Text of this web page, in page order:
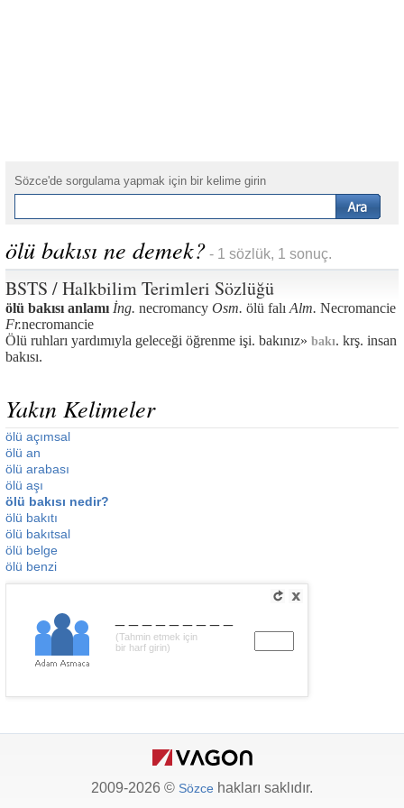
Sözce'de sorgulama yapmak için bir kelime girin
ölü bakısı ne demek? - 1 sözlük, 1 sonuç.
BSTS / Halkbilim Terimleri Sözlüğü
ölü bakısı anlamı İng. necromancy Osm. ölü falı Alm. Necromancie
Fr.necromancie
Ölü ruhları yardımıyla geleceği öğrenme işi. bakınız» bakı. krş. insan
bakısı.
Yakın Kelimeler
ölü açımsal
ölü an
ölü arabası
ölü aşı
ölü bakısı nedir?
ölü bakıtı
ölü bakıtsal
ölü belge
ölü benzi
(Tahmin etmek için
bir harf girin)
2009-2026 © Sözce hakları saklıdır.